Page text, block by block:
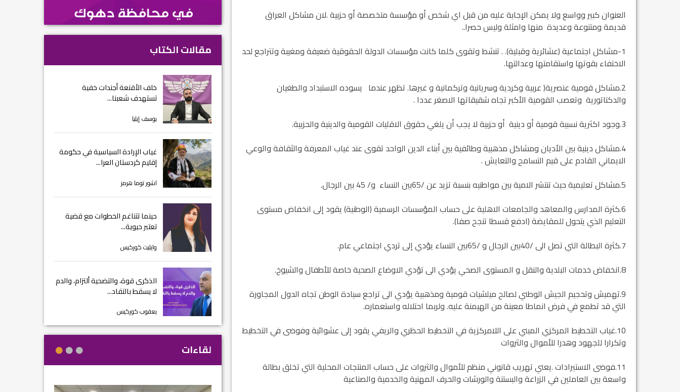
العنوان كبير وواسع ولا يمكن الإجابة عليه من قبل اي شخص أو مؤسسة متخصصة أو حزبية .لان مشاكل العراق
قديمة ومتنوعة وعديدة منها وامثلة وليس حصرا..
1-مشاكل اجتماعية (عشائرية وقبلية). . تنشط وتقوى كلما كانت مؤسسات الدولة الحقوقية ضعيفة ومغيبة وتتراجع لحد
الاختفاء بقوتها واستقامتها وعدالتها.
2.مشاكل قومية عنصرية( عربية وكردية وسريانية وتركمانية و غيرها. تظهر عندما يسوده الاستبداد والطغيان
والدكتاتورية وتعصب القومية الأكبر تجاه شقيقاتها الاصغر عددا .
3.وجود اكثرية نسبية قومية أو دينية أو حزبية لا يجب أن يلغي حقوق الاقليات القومية والدينية والحزبية.
4.مشاكل دينية بين الأديان ومشاكل مذهبية وطائفية بين أبناء الدين الواحد تقوى عند غياب المعرفة والثقافة والوعي
الايماني القادم على قيم التسامح والتعايش .
5.مشاكل تعليمية حيث تنتشر الامية بين مواطنيه بنسبة تزيد عن /65بين النساء و/ 45 بين الرجال.
6.كثرة المدارس والمعاهد والجامعات الاهلية على حساب المؤسسات الرسمية (الوطنية) يقود إلى انخفاض مستوى
التعليم الذي يتحول للمقايضة (ادفع قسطا تنجح صفا).
7.كثرة البطالة التي تصل الى /40بين الرجال و /65بين النساء يؤدي إلى تردي اجتماعي عام.
8.انخفاض خدمات البلدية والنقل و المستوى الصحي يؤدي الى تؤدي الاوضاع الصحية خاصة للأطفال والشيوخ.
9.تهميش وتحجيم الجيش الوطني لصالح ميلشيات قومية ومذهبية يؤدي الى تراجع سيادة الوطن تجاه الدول المجاورة
التي قد تطمع في فرض انماطا معينة من الهيمنة عليه. ولربما احتلاله واستعماره.
10.غياب التخطيط المركزي المبني على اللامركزية في التخطيط الحظري والريفي يقود إلى عشوائية وفوضى في التخطيط
وتكرارا للجهود وهدرا للأموال والثروات
11.فوضى الاستيرادات .يعني تهريب قانوني منظم للأموال والثروات على حساب المنتجات المحلية التي تخلق بطالة
واسعة بين العاملين في الزراعة والبستنة والورشات والحرف المهنية والخدمية والصناعية
مقالات الكتاب
خلف الأقنعة أجندات خفية
تستهدف شعبنا...
يوسف إيليا
غياب الإرادة السياسية في حكومة
إقليم كردستان العرا...
اشور توما هرمز
حينما تتناغم الخطوات مع قضية
تعتبر حيوية...
وايليت كوركيس
الذكرى قوة، والتضحية ألتزام، والدم
لا يسقط بالتقاد...
يعقوب كوركيس
لقاءات